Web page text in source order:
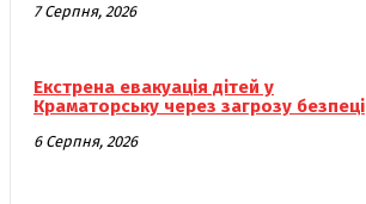
7 Серпня, 2026
Екстрена евакуація дітей у
Краматорську через загрозу безпеці
6 Серпня, 2026